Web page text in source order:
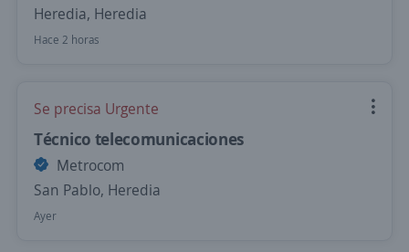
Heredia, Heredia
Hace 2 horas
Se precisa Urgente
Técnico telecomunicaciones
Metrocom
San Pablo, Heredia
Ayer